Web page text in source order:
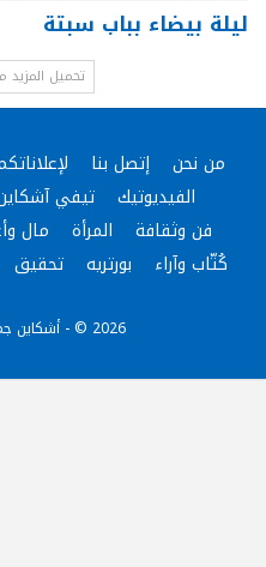
ليلة بيضاء بباب سبتة
تحميل المزيد
من نحن إتصل بنا
الفيديوتيك
تيفي
فن وثقافة
المرأة مال
كُتّاب وآراء
بورتريه تحقيق
2026 © - أشكاين جميع الحقوق محفوظة